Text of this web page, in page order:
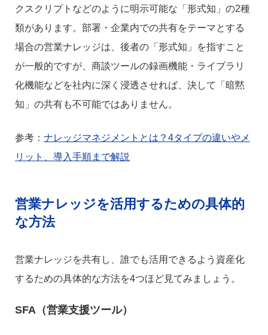
クスクリプトなどのように明示可能な「形式知」の2種
類があります。部署・企業内での共有をテーマとする
場合の営業ナレッジは、後者の「形式知」を指すこと
が一般的ですが、商談ツールの録画機能・ライブラリ
化機能などを社内に深く浸透させれば、決して「暗黙
知」の共有も不可能ではありません。
参考： ナレッジマネジメントとは？4タイプの違いやメ
リット、導入手順まで解説
営業ナレッジを活用するための具体的
な方法
営業ナレッジを共有し、誰でも活用できるよう資産化
するための具体的な方法を4つほど見てみましょう。
SFA（営業支援ツール）